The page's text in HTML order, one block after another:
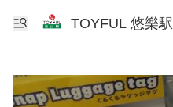
TOYFUL 悠樂駅